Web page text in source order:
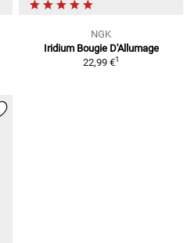
NGK
Iridium Bougie D'Allumage
22,99 €1